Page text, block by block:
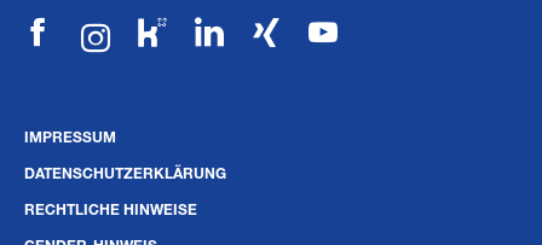
IMPRESSUM
DATENSCHUTZERKLÄRUNG
RECHTLICHE HINWEISE